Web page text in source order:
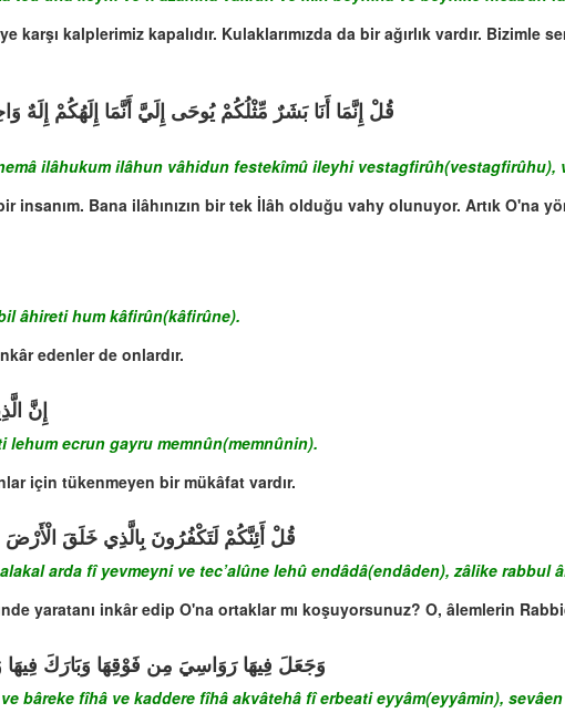
karşı kalplerimiz kapalıdır. Kulaklarımızda da bir ağırlık vardır.
قُلْ إِنَّمَا أَنَا بَشَرٌ مِّثْلُكُمْ يُوحَى إِلَيَّ أَنَّمَا إِلَهُكُمْ إِلَهٌ
ilâhukum ilâhun vâhidun festekîmû ileyhi
insanım. Bana ilâhınızın bir tek İlâh olduğu vahy olunuyor. Artık O'na
âhireti hum kâfirûn(kâfirûne).
edenler de onlardır.
إِنَّ
ecrun gayru memnûn(memnûnin).
için tükenmeyen bir mükâfat vardır.
قُلْ أَئِنَّكُمْ لَتَكْفُرُونَ بِالَّذِي خَلَقَ الْأَرْضَ
arda fî yevmeyni ve tec’alûne lehû endâdâ(endâden), zâlike rabbul
yaratanı inkâr edip O'na ortaklar mı koşuyorsunuz? O, âlemlerin
وَجَعَلَ فِيهَا رَوَاسِيَ مِن فَوْقِهَا وَبَارَكَ فِيهَا
bâreke fîhâ ve kaddere fîhâ akvâtehâ fî erbeati eyyâm(eyyâmin),